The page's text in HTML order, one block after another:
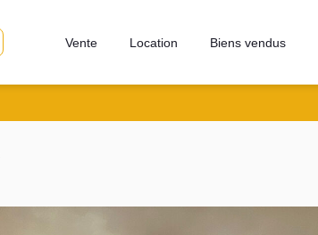
Vente Location Biens vendus